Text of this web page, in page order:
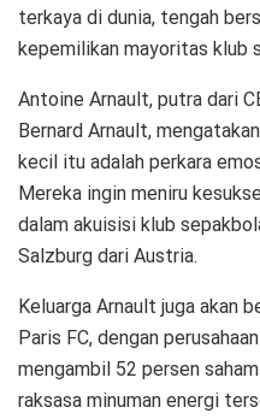
terkaya di dunia, tengah
kepemilikan mayoritas klub
Antoine Arnault, putra dari
Bernard Arnault,
kecil itu adalah perkara
Mereka ingin meniru
dalam akuisisi klub
Salzburg dari Austria.
Keluarga Arnault juga akan
Paris FC, dengan
mengambil 52 persen
raksasa minuman energi